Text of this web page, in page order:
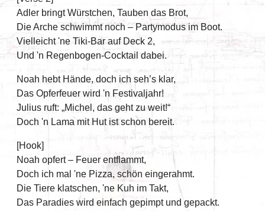
Adler bringt Würstchen, Tauben das Brot,
Die Arche schwimmt noch – Partymodus im Boot.
Vielleicht 'ne Tiki-Bar auf Deck 2,
Und 'n Regenbogen-Cocktail dabei.
Noah hebt Hände, doch ich seh’s klar,
Das Opferfeuer wird 'n Festivaljahr!
Julius ruft: „Michel, das geht zu weit!“
Doch 'n Lama mit Hut ist schon bereit.
[Hook]
Noah opfert – Feuer entflammt,
Doch ich mal 'ne Pizza, schön eingerahmt.
Die Tiere klatschen, 'ne Kuh im Takt,
Das Paradies wird einfach gepimpt und gepackt.